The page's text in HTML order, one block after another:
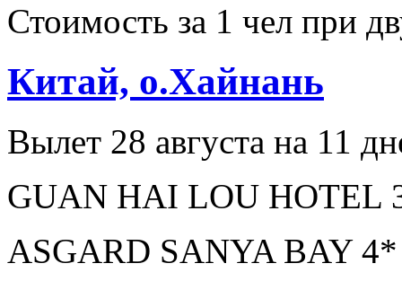
Стоимость за 1 чел при
Китай, о.Хайнань
Вылет 28 августа на 11
GUAN HAI LOU HOTEL
ASGARD SANYA BAY 4*